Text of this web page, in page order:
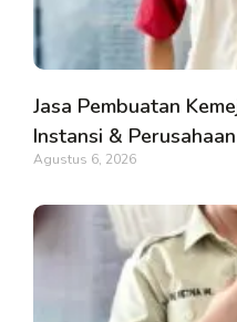
Jasa Pembuatan
Instansi & Perusahaan
Agustus 6, 2026